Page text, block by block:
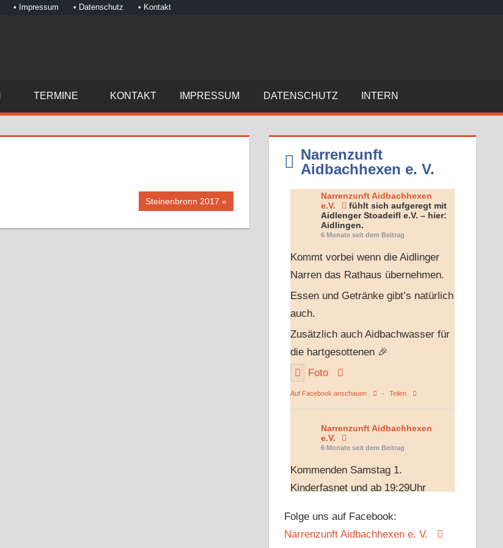
• Impressum • Datenschutz • Kontakt
TERMINE KONTAKT IMPRESSUM DATENSCHUTZ INTERN
Nächster
Steinenbronn 2017
Narrenzunft
Aidbachhexen e. V.
Narrenzunft Aidbachhexen
e.V.
fühlt sich aufgeregt mit
Aidlenger Stoadeifl e.V. – hier:
Aidlingen.
6 Monate seit dem Beitrag
Kommt vorbei wenn die Aidlinger
Narren das Rathaus übernehmen.
Essen und Getränke gibt’s natürlich
auch.
Zusätzlich auch Aidbachwasser für
die hartgesottenen 🎉
Foto
Auf Facebook anschauen · Teilen
Narrenzunft Aidbachhexen
e.V.
6 Monate seit dem Beitrag
Kommenden Samstag 1.
Kinderfasnet und ab 19:29Uhr
jeder ab 18 kommt rein und kann
mitfeiern
Folge uns auf Facebook:
Narrenzunft Aidbachhexen e. V.